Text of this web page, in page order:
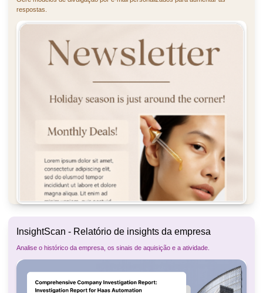
respostas.
InsightScan - Relatório de insights da empresa
Analise o histórico da empresa, os sinais de aquisição e a atividade.